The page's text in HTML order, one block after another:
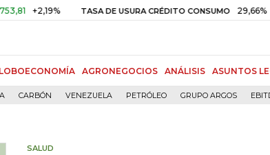
TASA DE USURA CRÉDITO CONSUMO 29,66% +0,87%
AGRONEGOCIOS ANÁLISIS ASUNTOS
CARBÓN VENEZUELA PETRÓLEO GRUPO ARGOS
SALUD